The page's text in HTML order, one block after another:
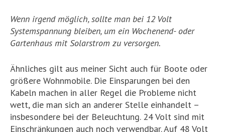
Wenn irgend möglich, sollte man bei 12 Volt
Systemspannung bleiben, um ein Wochenend- oder
Gartenhaus mit Solarstrom zu versorgen.
Ähnliches gilt aus meiner Sicht auch für Boote oder
größere Wohnmobile. Die Einsparungen bei den
Kabeln machen in aller Regel die Probleme nicht
wett, die man sich an anderer Stelle einhandelt –
insbesondere bei der Beleuchtung. 24 Volt sind mit
Einschränkungen auch noch verwendbar. Auf 48 Volt